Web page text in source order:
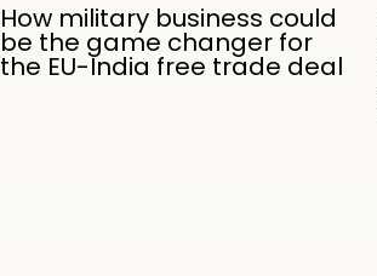
How military business could
be the game changer for
the EU-India free trade deal